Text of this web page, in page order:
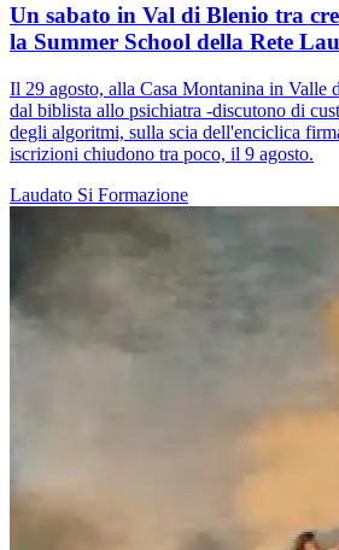
Un sabato in Val di Blenio tra
la Summer School della Rete
Il 29 agosto, alla Casa Montanina in Valle
dal biblista allo psichiatra -discutono di
degli algoritmi, sulla scia dell'enciclica
iscrizioni chiudono tra poco, il 9 agosto.
Laudato Si Formazione